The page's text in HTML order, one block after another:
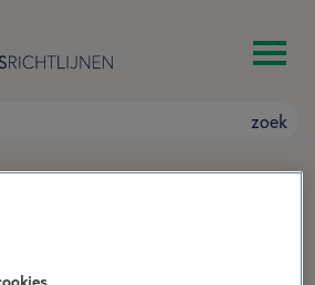
zoek
met (recidiverende)